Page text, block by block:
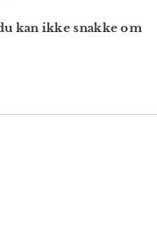
kan ikke snakke om